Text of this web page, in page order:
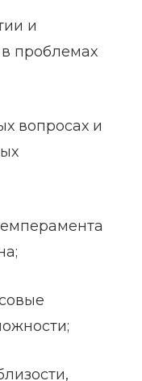
и
проблемах
вопросах и